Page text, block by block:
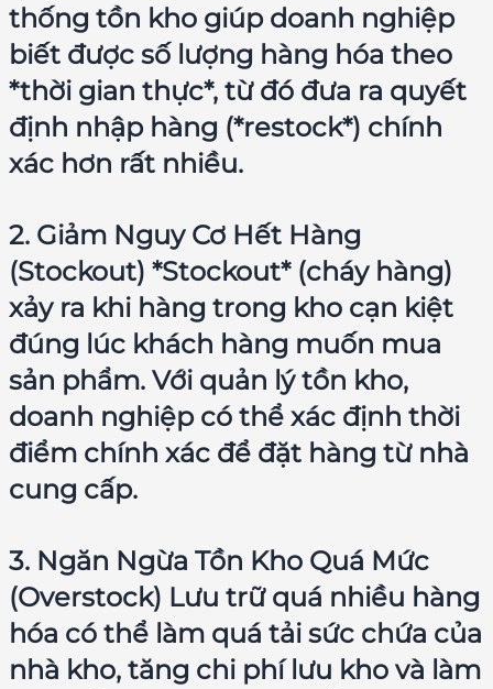
thống tồn kho giúp doanh nghiệp
biết được số lượng hàng hóa theo
*thời gian thực*, từ đó đưa ra quyết
định nhập hàng (*restock*) chính
xác hơn rất nhiều.
2. Giảm Nguy Cơ Hết Hàng
(Stockout) *Stockout* (cháy hàng)
xảy ra khi hàng trong kho cạn kiệt
đúng lúc khách hàng muốn mua
sản phẩm. Với quản lý tồn kho,
doanh nghiệp có thể xác định thời
điểm chính xác để đặt hàng từ nhà
cung cấp.
3. Ngăn Ngừa Tồn Kho Quá Mức
(Overstock) Lưu trữ quá nhiều hàng
hóa có thể làm quá tải sức chứa của
nhà kho, tăng chi phí lưu kho và làm